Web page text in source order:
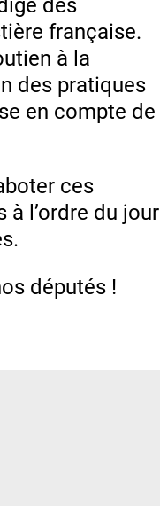
française.
à la
des pratiques
en compte de
ces
l’ordre du jour
députés !